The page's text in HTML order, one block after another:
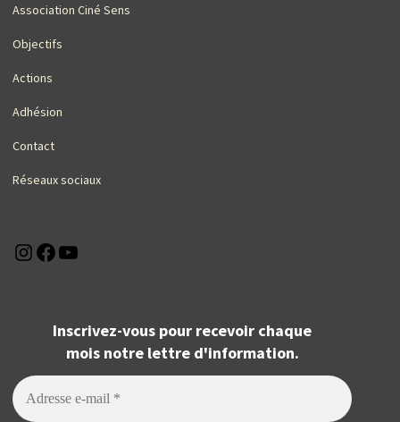
Association Ciné Sens
Objectifs
Actions
Adhésion
Contact
Réseaux sociaux
Instagram
Facebook
Inscrivez-vous pour recevoir chaque
mois notre lettre d'information.